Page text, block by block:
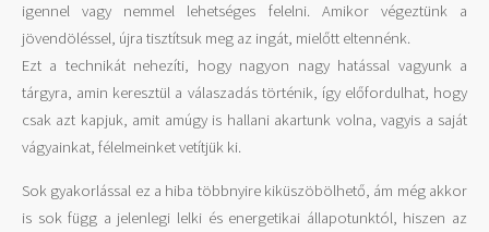
igennel vagy nemmel lehetséges felelni. Amikor végeztünk a
jövendöléssel, újra tisztítsuk meg az ingát, mielőtt eltennénk.
Ezt a technikát nehezíti, hogy nagyon nagy hatással vagyunk a
tárgyra, amin keresztül a válaszadás történik, így előfordulhat, hogy
csak azt kapjuk, amit amúgy is hallani akartunk volna, vagyis a saját
vágyainkat, félelmeinket vetítjük ki.
Sok gyakorlással ez a hiba többnyire kiküszöbölhető, ám még akkor
is sok függ a jelenlegi lelki és energetikai állapotunktól, hiszen az